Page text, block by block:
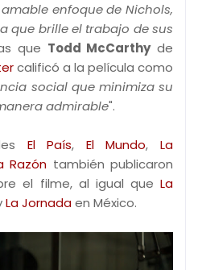
enfoque de Nichols,
que brille el trabajo de sus
que Todd McCarthyde
calificó a la película como
social que minimiza su
admirable".
El País, El Mundo,La
Razón también publicaron
el filme, al igual que La
La Jornadaen México.